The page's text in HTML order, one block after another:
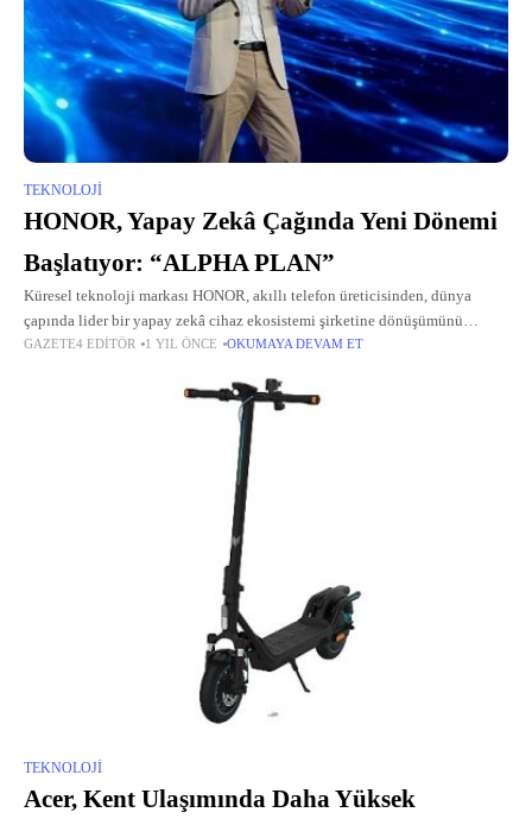
TEKNOLOJI
HONOR, Yapay Zekâ Çağında Yeni Dönemi
Başlatıyor: “ALPHA PLAN”
Küresel teknoloji markası HONOR, akıllı telefon üreticisinden, dünya
çapında lider bir yapay zekâ cihaz ekosistemi şirketine dönüşümünü
hedefleyen yeni kurumsal stratejisini duyurdu: HONOR Alpha Planı.
GAZETE4 EDITÖR 1 YIL ÖNCE OKUMAYA DEVAM ET
TEKNOLOJI
Acer, Kent Ulaşımında Daha Yüksek